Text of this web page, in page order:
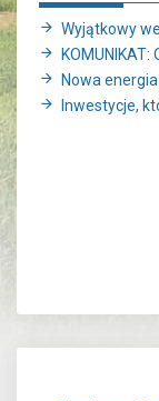
Wyjątkowy
Nowa
Inwestycje,